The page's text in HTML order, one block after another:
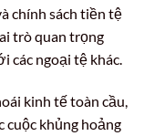
chính sách tiền tệ
trò quan trọng
các ngoại tệ khác.
kinh tế toàn cầu,
cuộc khủng hoảng